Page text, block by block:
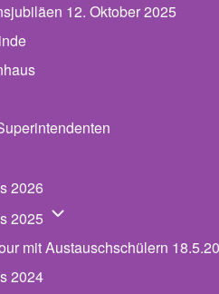
12. Oktober 2025
von Berichte
2026
2025 Unternavigation von
mit Austauschschülern
2024